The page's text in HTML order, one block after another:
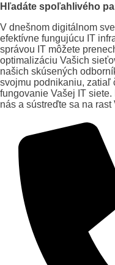
Hľadáte spoľahlivého
V dnešnom digitálnom
efektívne fungujúcu IT
správou IT môžete
optimalizáciu Vašich
našich skúsených
svojmu podnikaniu, zatiaľ
fungovanie Vašej IT
nás a sústreďte sa na rast